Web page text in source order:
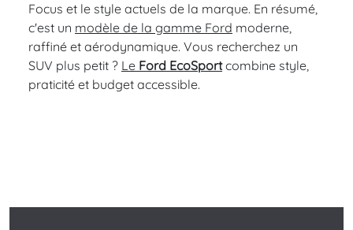
Focus et le style actuels de la marque. En résumé,
c'est un modèle de la gamme Ford moderne,
raffiné et aérodynamique. Vous recherchez un
SUV plus petit ? Le Ford EcoSportcombine style,
praticité et budget accessible.